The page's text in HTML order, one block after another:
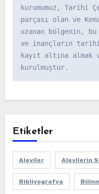
kurumumuz, Tarihi
parçası olan ve
uzanan bölgenin,
ve inançların
kayıt altına almak
kurulmuştur.
Etiketler
Aleviler Alevilerin
Bibliyografya